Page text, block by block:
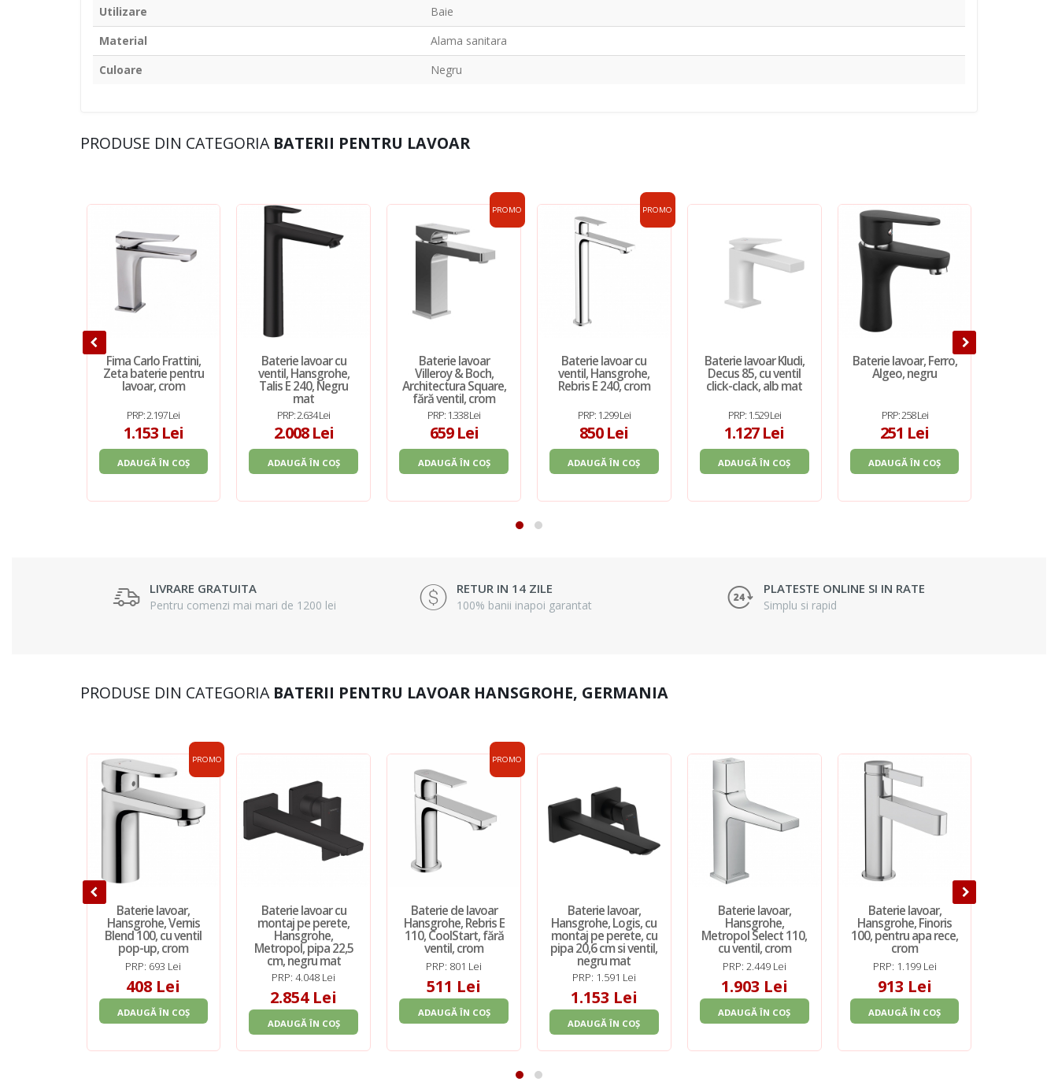
Utilizare
Baie
Material
Alama sanitara
Culoare
Negru
PRODUSE DIN CATEGORIA BATERII PENTRU LAVOAR
Fima Carlo Frattini,
Zeta baterie pentru
lavoar, crom
PRP: 2.197 Lei
1.153 Lei
ADAUGĂ ÎN COȘ
Baterie lavoar cu
ventil, Hansgrohe,
Talis E 240, Negru
mat
PRP: 2.634 Lei
2.008 Lei
ADAUGĂ ÎN COȘ
PROMO
Baterie lavoar
Villeroy & Boch,
Architectura Square,
fără ventil, crom
PRP: 1.338 Lei
659 Lei
ADAUGĂ ÎN COȘ
PROMO
Baterie lavoar cu
ventil, Hansgrohe,
Rebris E 240, crom
PRP: 1.299 Lei
850 Lei
ADAUGĂ ÎN COȘ
Baterie lavoar Kludi,
Decus 85, cu ventil
click-clack, alb mat
PRP: 1.529 Lei
1.127 Lei
ADAUGĂ ÎN COȘ
Baterie lavoar, Ferro,
Algeo, negru
PRP: 258 Lei
251 Lei
ADAUGĂ ÎN COȘ
LIVRARE GRATUITA
Pentru comenzi mai mari de 1200 lei
RETUR IN 14 ZILE
100% banii inapoi garantat
PLATESTE ONLINE SI IN RATE
Simplu si rapid
PRODUSE DIN CATEGORIA BATERII PENTRU LAVOAR HANSGROHE, GERMANIA
PROMO
Baterie lavoar,
Hansgrohe, Vernis
Blend 100, cu ventil
pop-up, crom
PRP: 693 Lei
408 Lei
ADAUGĂ ÎN COȘ
Baterie lavoar cu
montaj pe perete,
Hansgrohe,
Metropol, pipa 22,5
cm, negru mat
PRP: 4.048 Lei
2.854 Lei
ADAUGĂ ÎN COȘ
PROMO
Baterie de lavoar
Hansgrohe, Rebris E
110, CoolStart, fără
ventil, crom
PRP: 801 Lei
511 Lei
ADAUGĂ ÎN COȘ
Baterie lavoar,
Hansgrohe, Logis, cu
montaj pe perete, cu
pipa 20,6 cm si ventil,
negru mat
PRP: 1.591 Lei
1.153 Lei
ADAUGĂ ÎN COȘ
Baterie lavoar,
Hansgrohe,
Metropol Select 110,
cu ventil, crom
PRP: 2.449 Lei
1.903 Lei
ADAUGĂ ÎN COȘ
Baterie lavoar,
Hansgrohe, Finoris
100, pentru apa rece,
crom
PRP: 1.199 Lei
913 Lei
ADAUGĂ ÎN COȘ